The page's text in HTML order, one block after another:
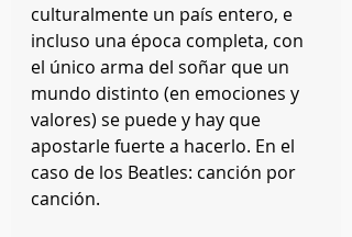
culturalmente un país entero, e
incluso una época completa, con
el único arma del soñar que un
mundo distinto (en emociones y
valores) se puede y hay que
apostarle fuerte a hacerlo. En el
caso de los Beatles: canción por
canción.